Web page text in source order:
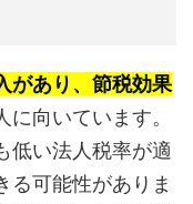
があり、節税効果
に向いています。
低い法人税率が適
る可能性がありま